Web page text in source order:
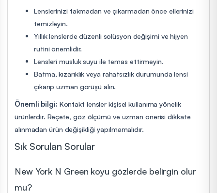
Lenslerinizi takmadan ve çıkarmadan önce ellerinizi
temizleyin.
Yıllık lenslerde düzenli solüsyon değişimi ve hijyen
rutini önemlidir.
Lensleri musluk suyu ile temas ettirmeyin.
Batma, kızarıklık veya rahatsızlık durumunda lensi
çıkarıp uzman görüşü alın.
Önemli bilgi: Kontakt lensler kişisel kullanıma yönelik
ürünlerdir. Reçete, göz ölçümü ve uzman önerisi dikkate
alınmadan ürün değişikliği yapılmamalıdır.
Sık Sorulan Sorular
New York N Green koyu gözlerde belirgin olur
mu?